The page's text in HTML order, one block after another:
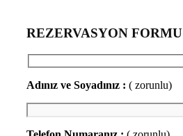
REZERVASYON FORMU
Adınız ve Soyadınız : ( zorunlu)